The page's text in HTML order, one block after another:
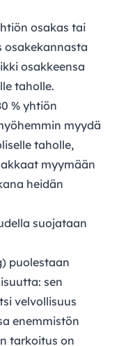
osakas tai
osakekannasta
osakkeensa
taholle.
% yhtiön
myydä
taholle,
myymään
heidän
suojataan
puolestaan
sen
velvollisuus
enemmistön
tarkoitus on